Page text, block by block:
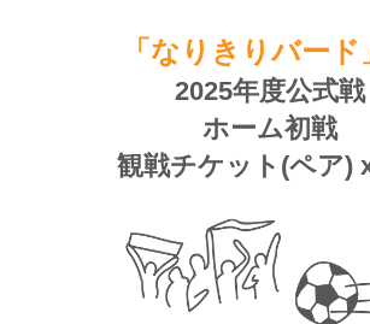
「なりきりバード
2025年度公式戦
ホーム初戦
観戦チケット(ペア)